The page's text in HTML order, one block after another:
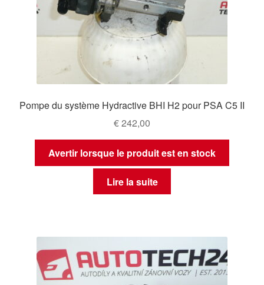
Pompe du système Hydractive BHI H2 pour PSA C5 II
€242,00
Avertir lorsque le produit est en stock
Lire la suite